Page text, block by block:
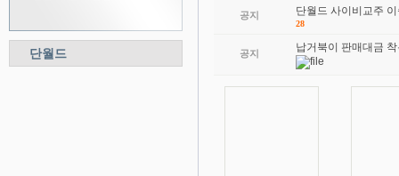
단월드
공지 단월드 사이비교주
28
공지 납거북이 판매대금